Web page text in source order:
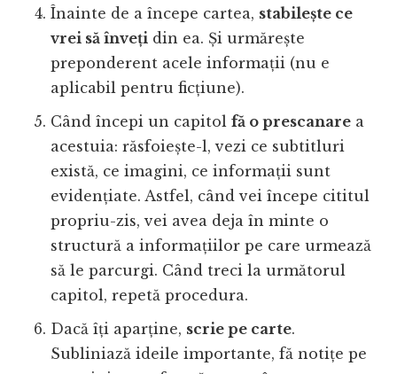
Înainte de a începe cartea, stabilește ce
vrei să înveți din ea. Și urmărește
preponderent acele informații (nu e
aplicabil pentru ficțiune).
Când începi un capitolfă o prescanare a
acestuia: răsfoiește-l, vezi ce subtitluri
există, ce imagini, ce informații sunt
evidențiate. Astfel, când vei începe cititul
propriu-zis, vei avea deja în minte o
structură a informațiilor pe care urmează
să le parcurgi. Când treci la următorul
capitol, repetă procedura.
Dacă îți aparține, scrie pe carte.
Subliniază ideile importante, fă notițe pe